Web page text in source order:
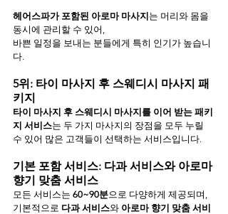
헤어스파가 포함된 아로마 마사지 는 머리와 몸을
동시에 관리할 수 있어,
바쁜 일정을 보내는 분들에게 특히 인기가 높습니
다.
5위: 타이 마사지 후 스웨디시 마사지 패
키지
타이 마사지 후 스웨디시 마사지를 이어 받는 패키
지 서비스는 두 가지 마사지의 장점을 모두 누릴
수 있어 많은 고객들이 선택하는 서비스입니다.
기본 포함 서비스: 다과 서비스와 아로마
향기 맞춤 서비스
모든 서비스는 60~90분으로 다양하게 제공되며,
기본적으로 다과 서비스와 아로마 향기 맞춤 서비